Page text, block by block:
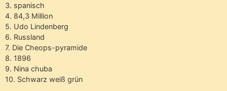
3. spanisch
4. 84,3 Million
5. Udo Lindenberg
6. Russland
7. Die Cheops-pyramide
8. 1896
9. Nina chuba
10. Schwarz weiß grün